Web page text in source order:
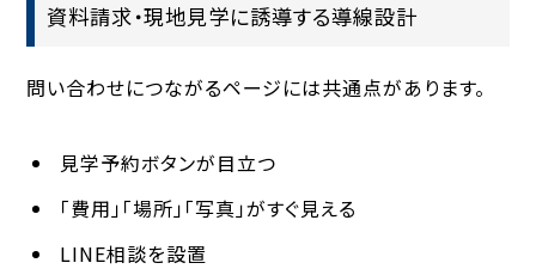
資料請求・現地見学に誘導する導線設計
問い合わせにつながるページには共通点があります。
見学予約ボタンが目立つ
「費用」「場所」「写真」がすぐ見える
LINE相談を設置